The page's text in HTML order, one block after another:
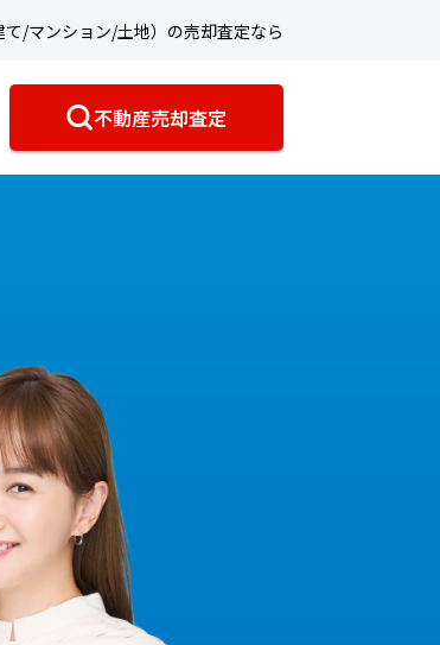
/マンション/土地）の売却査定なら
不動産売却査定